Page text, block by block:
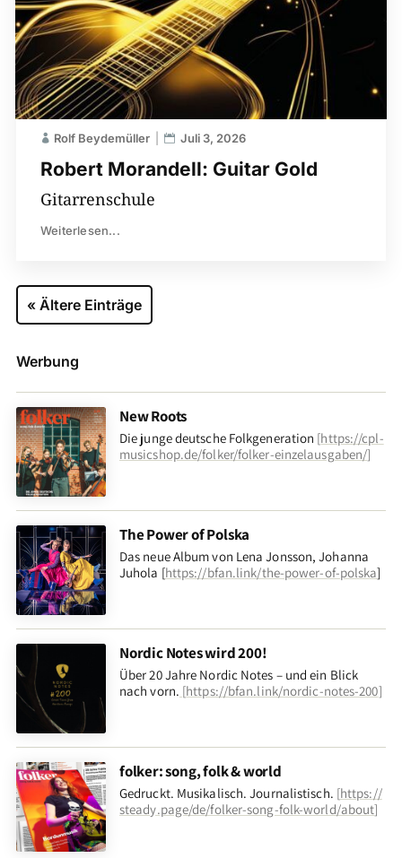
Robert Morandell: Guitar Gold
Rolf Beydemüller Juli 3, 2026
Gitarrenschule
Weiterlesen...
« Ältere Einträge
Werbung
New Roots
Die junge deutsche Folkgeneration [https://cpl-
musicshop.de/folker/folker-einzelausgaben/]
The Power of Polska
Das neue Album von Lena Jonsson, Johanna
Juhola [https://bfan.link/the-power-of-polska]
Nordic Notes wird 200!
Über 20 Jahre Nordic Notes – und ein Blick
nach vorn. [https://bfan.link/nordic-notes-200]
folker: song, folk & world
Gedruckt. Musikalisch. Journalistisch. [https://
steady.page/de/folker-song-folk-world/about]